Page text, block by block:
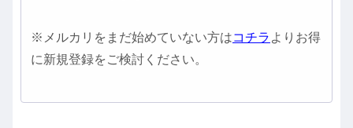
※メルカリをまだ始めていない方はコチラ よりお得
に新規登録をご検討ください。